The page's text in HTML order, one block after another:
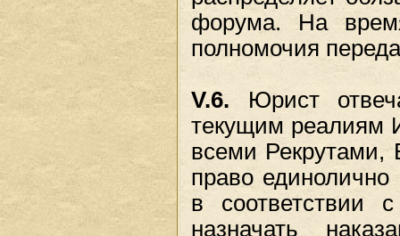
форума. На
полномочия
V.6. Юрист
текущим реалиям
всеми
право
в соответствии
назначать